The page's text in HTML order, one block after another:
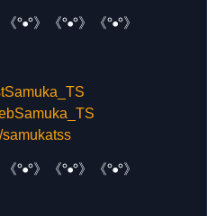
°•°》《°•°》《°•°》
samukatss
°•°》《°•°》《°•°》